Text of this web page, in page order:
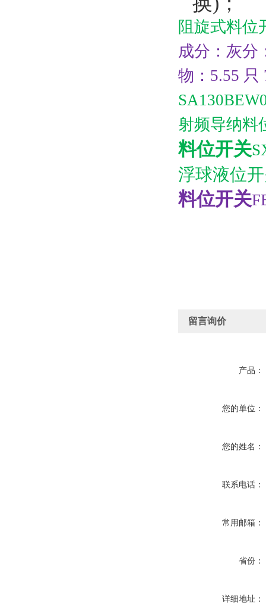
阻旋式料位
成分：灰分
物：5.55 只
射频导纳料
料位开关
浮球液位
料位开关
留言询价
产品：
您的单位：
您的姓名：
联系电话：
常用邮箱：
省份：
详细地址：